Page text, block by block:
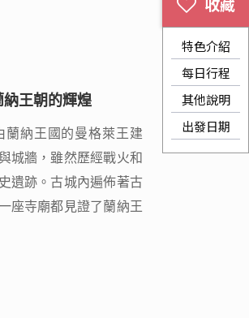
特色介紹
每日行程
其他說明
出發日期
王朝的輝煌
蘭納王國的曼格萊王建
城牆，雖然歷經戰火和
遺跡。古城內遍佈著古
座寺廟都見證了蘭納王
王朝的輝煌
蘭納王國的曼格萊王建
城牆，雖然歷經戰火和
遺跡。古城內遍佈著古
座寺廟都見證了蘭納王